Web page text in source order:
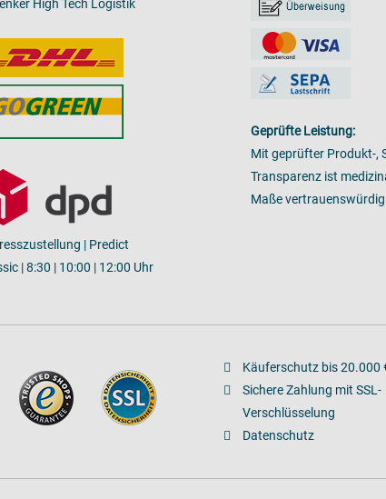
High Tech Logistik
| Predict
| 8:30 | 10:00 | 12:00 Uhr
Geprüfte Leistung:
Mit geprüfter Produkt-,
Transparenz ist
Maße
Käuferschutz bis 20.000
Sichere Zahlung mit SSL-
Verschlüsselung
Datenschutz